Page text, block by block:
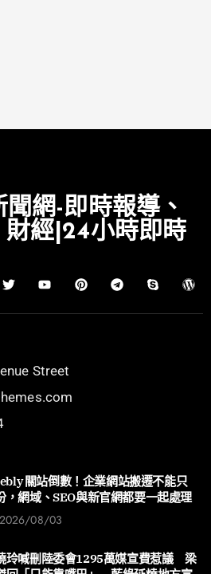
網-即時報導、
財經|24小時即時
Street
關站倒數！企業網站搬遷不能只
，網域、SEO與新官網都要一起處理
2026/08/03
玲喊刪陸委會1295萬媒宣費惹議 梁